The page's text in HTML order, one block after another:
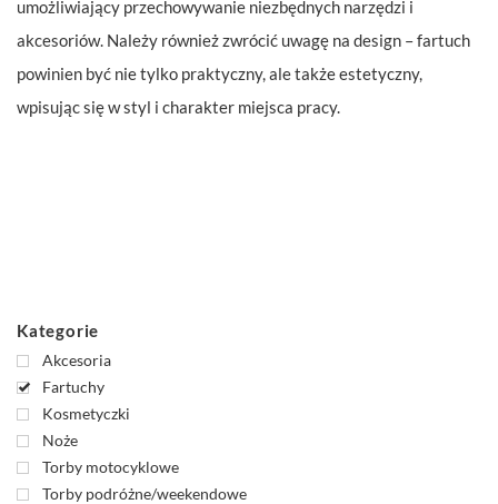
umożliwiający przechowywanie niezbędnych narzędzi i
akcesoriów. Należy również zwrócić uwagę na design – fartuch
powinien być nie tylko praktyczny, ale także estetyczny,
wpisując się w styl i charakter miejsca pracy.
Kategorie
Akcesoria
Fartuchy
Kosmetyczki
Noże
Torby motocyklowe
Torby podróżne/weekendowe